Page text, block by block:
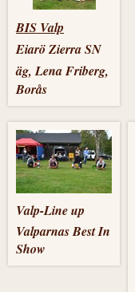
BIS Valp
Eiarö Zierra SN
äg, Lena Friberg,
Borås
Valp-Line up
Valparnas Best In
Show